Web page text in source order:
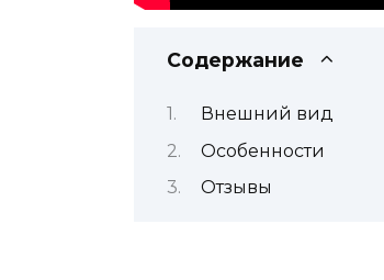
Содержание
Внешний вид
Особенности
Отзывы